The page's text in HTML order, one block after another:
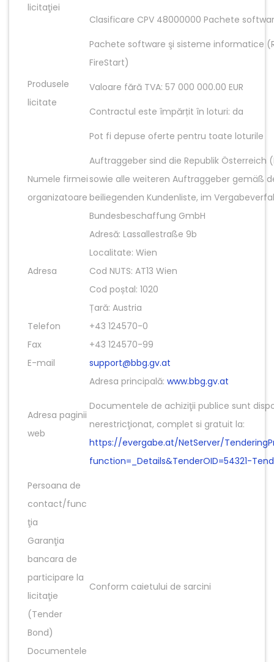
licitaţiei
Clasificare CPV 48000000 Pachete
Produsele
licitate
Pachete software şi sisteme informatice
FireStart)
Valoare fără TVA: 57 000 000.00 EUR
Contractul este împărțit în loturi: da
Pot fi depuse oferte pentru toate loturile
Numele firmei
organizatoare
Auftraggeber sind die Republik Österreich
sowie alle weiteren Auftraggeber gemäß
beiliegenden Kundenliste, im
Bundesbeschaffung GmbH
Adresa
Adresă: Lassallestraße 9b
Localitate: Wien
Cod NUTS: AT13 Wien
Cod poștal: 1020
Țară: Austria
Telefon
+43 124570-0
Fax
+43 124570-99
E-mail
support@bbg.gv.at
Adresa paginii
web
Adresa principală: www.bbg.gv.at
Documentele de achiziţii publice sunt
nerestricţionat, complet si gratuit la:
https://evergabe.at/NetServer/
function=_Details&TenderOID=54321-
Persoana de
contact/func
ţia
Garanţia
bancara de
participare la
licitaţie
(Tender
Bond)
Conform caietului de sarcini
Documentele